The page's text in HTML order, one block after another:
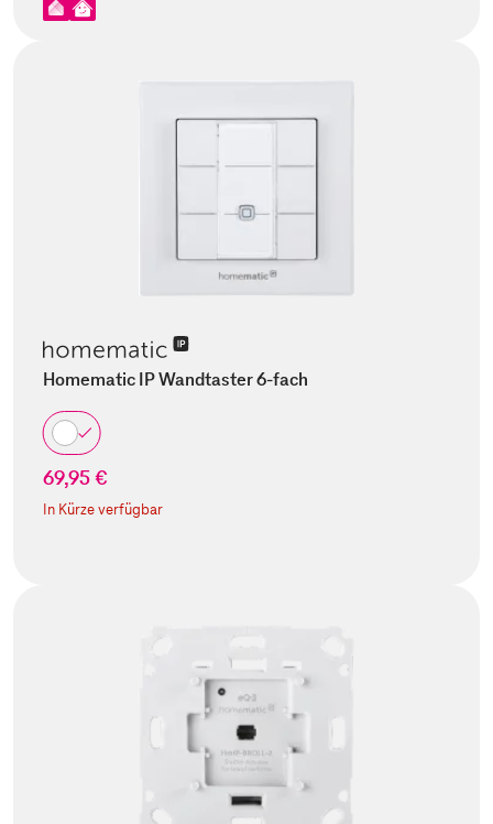
Homematic IP Wandtaster 6-fach
69,95 €
In Kürze verfügbar